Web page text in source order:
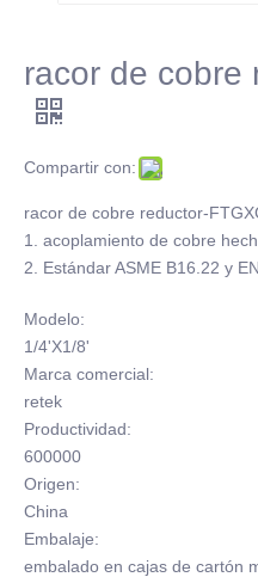
racor de cobre
Compartir con:
racor de cobre reductor-
1. acoplamiento de cobre
2. Estándar ASME B16.22 y
Modelo:
1/4'X1/8'
Marca comercial:
retek
Productividad:
600000
Origen:
China
Embalaje:
embalado en cajas de cartón